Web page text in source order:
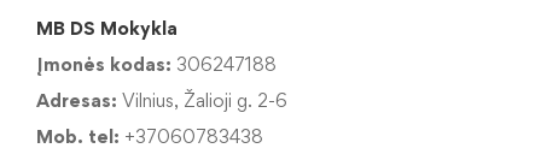
MB DS Mokykla
Įmonės kodas: 306247188
Adresas: Vilnius, Žalioji g. 2-6
Mob. tel: +37060783438